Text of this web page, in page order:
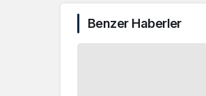
Benzer Haberler